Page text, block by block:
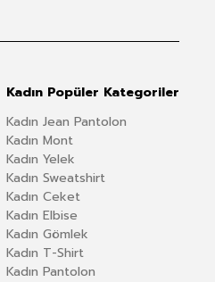
Kadın Popüler Kategoriler
Kadın Jean Pantolon
Kadın Mont
Kadın Yelek
Kadın Sweatshirt
Kadın Ceket
Kadın Elbise
Kadın Gömlek
Kadın T-Shirt
Kadın Pantolon